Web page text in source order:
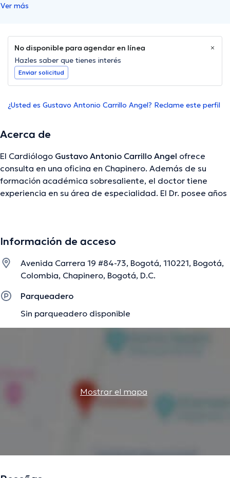
Ver más
No disponible para agendar en línea
Hazles saber que tienes interés
Enviar solicitud
¿Usted es Gustavo Antonio Carrillo Angel? Reclame este perfil
Acerca de
El Cardiólogo Gustavo Antonio Carrillo Angel ofrece
consulta en una oficina en Chapinero. Además de su
formación académica sobresaliente, el doctor tiene
experiencia en su área de especialidad. El Dr. posee años
contribuido en cuantiosas conferencias con la intención
especialización y ha compartido numerosos
comunicados. Español es el idioma principal manejados
por el profesional de la salud.
Información de acceso
Avenida Carrera 19 #84-73, Bogotá, 110221, Bogotá,
Colombia, Chapinero, Bogotá, D.C.
Parqueadero
Sin parqueadero disponible
Mostrar el mapa